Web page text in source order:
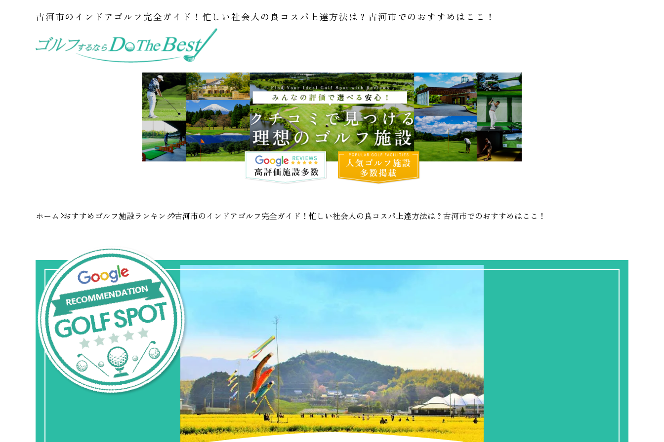
古河市のインドアゴルフ完全ガイド！忙しい社会人の良コスパ上達方法は？古河市でのおすすめはここ！
ホーム おすすめゴルフ施設ランキング古河市のインドアゴルフ完全ガイド！忙しい社会人の良コスパ上達方法は？古河市でのおすすめはここ！